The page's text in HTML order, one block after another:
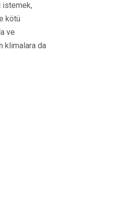
istemek,
kötü
ve
klimalara da